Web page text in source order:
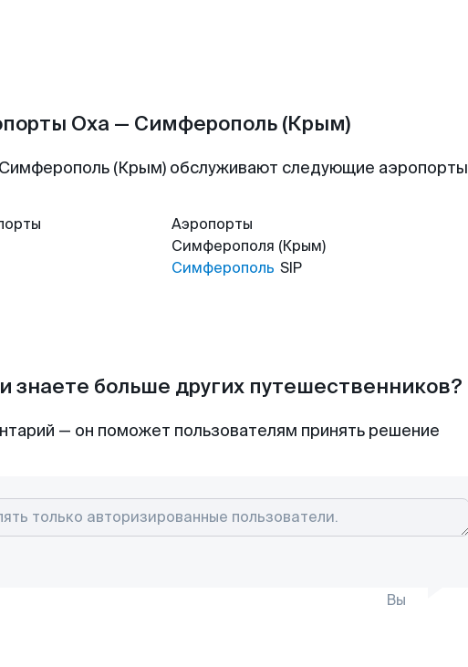
Оха — Симферополь (Крым)
(Крым) обслуживают следующие аэропорты
Аэропорты
Симферополя (Крым)
Симферополь SIP
знаете больше других путешественников?
— он поможет пользователям принять решение
Вы